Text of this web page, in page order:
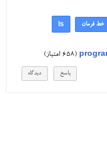
خط فرمان ls
(
658 امتیاز)